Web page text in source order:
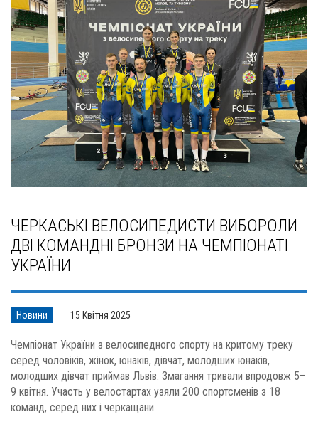
ЧЕРКАСЬКІ ВЕЛОСИПЕДИСТИ ВИБОРОЛИ
ДВІ КОМАНДНІ БРОНЗИ НА ЧЕМПІОНАТІ
УКРАЇНИ
Новини 15 Квітня 2025
Чемпіонат України з велосипедного спорту на критому треку
серед чоловіків, жінок, юнаків, дівчат, молодших юнаків,
молодших дівчат приймав Львів. Змагання тривали впродовж 5–
9 квітня. Участь у велостартах узяли 200 спортсменів з 18
команд, серед них і черкащани.